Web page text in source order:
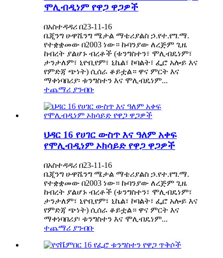
ሞሊብዲነም የዋጋ ዋጋዎች
በአስተዳዳሪ በ23-11-16
ቤጂንግ ሁዋሼንግ ሜታል ማቴሪያልስ ኃ.የተ.የግ.ማ.
የተቋቋመው በ2003 ነው። ኩባንያው ለረጅም ጊዜ
ከብረት ያልሆኑ ብረቶች (ቱንግስተን፣ ሞሊብዴነም፣
ታንታለም፣ ኒዮቢየም፣ ኒኬል፣ ኮባልት፣ ፌሮ አሎይ እና
የምድጃ ጭነት) ሲሰራ ቆይቷል። ዋና ምርት እና
ማቀነባበሪያ፡ ቱንግስተን እና ሞሊብዴነም...
ተጨማሪ ያንብቡ
ህዳር 16 የሀገር ውስጥ እና ዓለም አቀፍ
የሞሊብዲነም ኦክሳይድ የዋጋ ዋጋዎች
በአስተዳዳሪ በ23-11-16
ቤጂንግ ሁዋሼንግ ሜታል ማቴሪያልስ ኃ.የተ.የግ.ማ.
የተቋቋመው በ2003 ነው። ኩባንያው ለረጅም ጊዜ
ከብረት ያልሆኑ ብረቶች (ቱንግስተን፣ ሞሊብዴነም፣
ታንታለም፣ ኒዮቢየም፣ ኒኬል፣ ኮባልት፣ ፌሮ አሎይ እና
የምድጃ ጭነት) ሲሰራ ቆይቷል። ዋና ምርት እና
ማቀነባበሪያ፡ ቱንግስተን እና ሞሊብዴነም...
ተጨማሪ ያንብቡ